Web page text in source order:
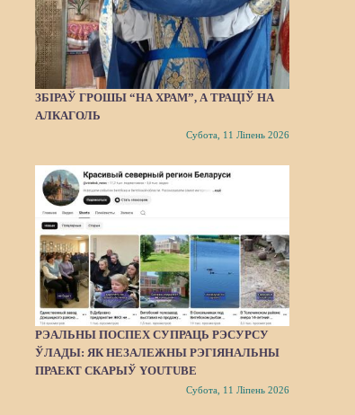
ЗБІРАЎ ГРОШЫ “НА ХРАМ”, А ТРАЦІЎ НА
АЛКАГОЛЬ
Субота, 11 Ліпень 2026
РЭАЛЬНЫ ПОСПЕХ СУПРАЦЬ РЭСУРСУ
ЎЛАДЫ: ЯК НЕЗАЛЕЖНЫ РЭГІЯНАЛЬНЫ
ПРАЕКТ СКАРЫЎ YOUTUBE
Субота, 11 Ліпень 2026